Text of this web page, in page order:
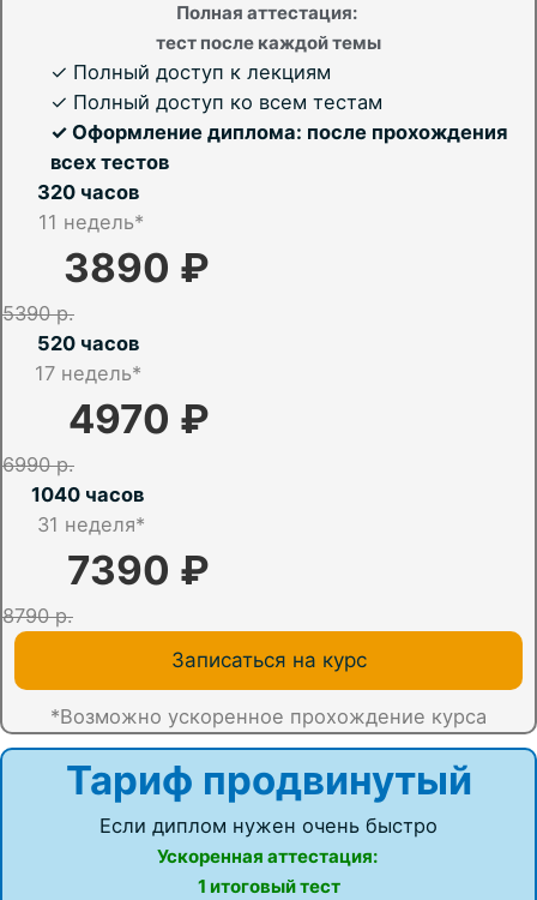
Полная аттестация:
тест после каждой темы
✓ Полный доступ к лекциям
✓ Полный доступ ко всем тестам
✓ Оформление диплома: после прохождения
всех тестов
320 часов
11 недель*
3890 ₽
5390 р.
520 часов
17недель*
4970 ₽
6990 р.
1040 часов
31 неделя*
7390 ₽
8790 р.
Записаться на курс
*Возможно ускоренное прохождение курса
Тариф продвинутый
Если диплом нужен очень быстро
Ускоренная аттестация:
1 итоговый тест